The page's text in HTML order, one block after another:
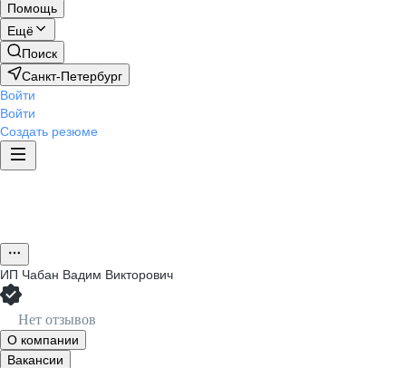
Помощь
Ещё
Поиск
Санкт-Петербург
Войти
Войти
Создать резюме
ИП Чабан Вадим Викторович
Нет отзывов
О компании
Вакансии